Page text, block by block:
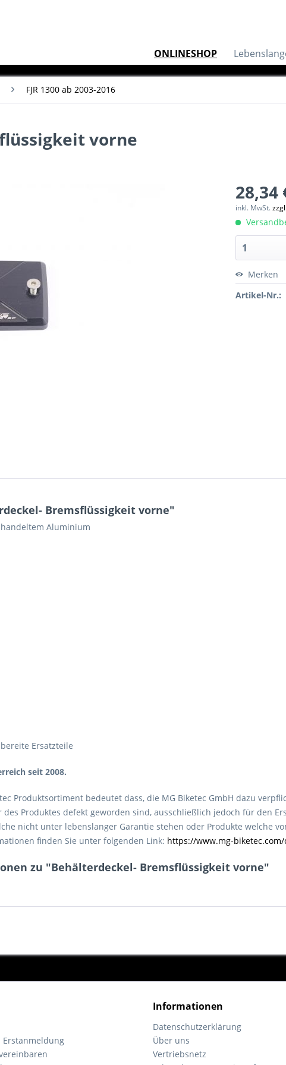
ONLINESHOP
FJR 1300 ab 2003-2016
vorne
28,34
inkl. MwSt.
Merken
Artikel-Nr.:
Bremsflüssigkeit vorne"
Aluminium
Ersatzteile
seit 2008.
Produktsortiment bedeutet dass, die MG Biketec GmbH dazu
Produktes defekt geworden sind, ausschließlich jedoch für den
nicht unter lebenslanger Garantie stehen oder Produkte welche
finden Sie unter folgenden Link: https://www.mg-
zu "Behälterdeckel- Bremsflüssigkeit vorne"
Erstanmeldung
Informationen
Datenschutzerklärung
Über uns
Vertriebsnetz